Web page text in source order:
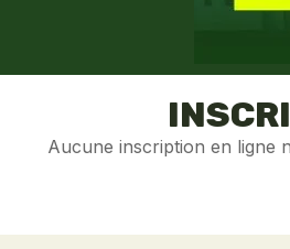
Aucune inscription en ligne